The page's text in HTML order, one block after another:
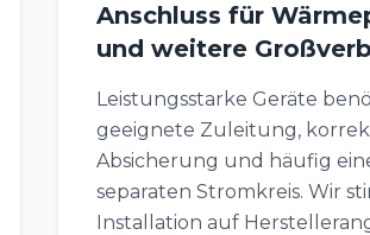
Anschluss für
und weitere
Leistungsstarke Geräte
geeignete Zuleitung,
Absicherung und häufig
separaten Stromkreis. Wir
Installation auf